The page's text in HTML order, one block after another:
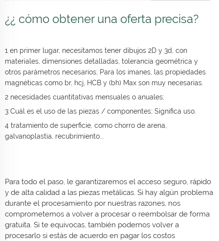
¿¿ cómo obtener una oferta precisa?
1 en primer lugar, necesitamos tener dibujos 2D y 3d, con
materiales, dimensiones detalladas, tolerancia geométrica y
otros parámetros necesarios; Para los imanes, las propiedades
magnéticas como br, hcj, HCB y (bh) Max son muy necesarias.
2 necesidades cuantitativas mensuales o anuales;
3 Cuál es el uso de las piezas / componentes; Significa uso.
4 tratamiento de superficie, como chorro de arena,
galvanoplastia, recubrimiento...
Para todo el paso, le garantizaremos el acceso seguro, rápido
y de alta calidad a las piezas metálicas. Si hay algún problema
durante el procesamiento por nuestras razones, nos
comprometemos a volver a procesar o reembolsar de forma
gratuita. Si te equivocas, también podemos volver a
procesarlo si estás de acuerdo en pagar los costos